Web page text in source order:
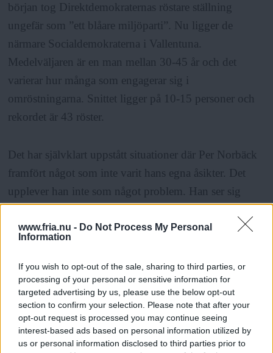
www.fria.nu - Do Not Process My Personal
Information
If you wish to opt-out of the sale, sharing to third parties, or
processing of your personal or sensitive information for
targeted advertising by us, please use the below opt-out
section to confirm your selection. Please note that after your
opt-out request is processed you may continue seeing
interest-based ads based on personal information utilized by
us or personal information disclosed to third parties prior to
början tog Direktdemokraternas röstare ställning
ungefär som ”ett blåare miljöparti”. Nu ligger de
närmare Socialdemokraterna i Vallentuna.
Medelväljaren är en man mellan 30-45 år och det
varierar hur många som engagerar sig i
omröstningarna. Snittet ligger på 10-15 personer och
rekordet är 43 röster.
Det har självklart uppstått situationer där Per Norbäck
framfört något som inte varit hans egna åsikter. Det
upplever han inte som något problem. Han ser sig
själv som en representant.
mina egna åsikter. Jag står till allmänhetens tjänst.
Hans mål är att försöka hitta regler så att ingen person
eller klick kan ta över, bara gräsrötterna och den öppna
debatten styr besluten. Framförallt måste systemet vara